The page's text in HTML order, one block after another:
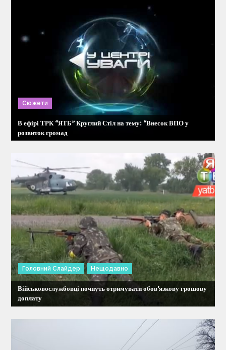
і
а
п
и
с
і
в
Сюжети
В ефірі ТРК “ЯТБ” Круглий Стіл на тему: “Внесок ВПО у
розвиток громад
Головний Слайдер Нещодавно
Військовослужбовці почнуть отримувати обов’язкову грошову
доплату